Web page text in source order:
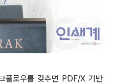
플로우를 갖추면 PDF/X 기반